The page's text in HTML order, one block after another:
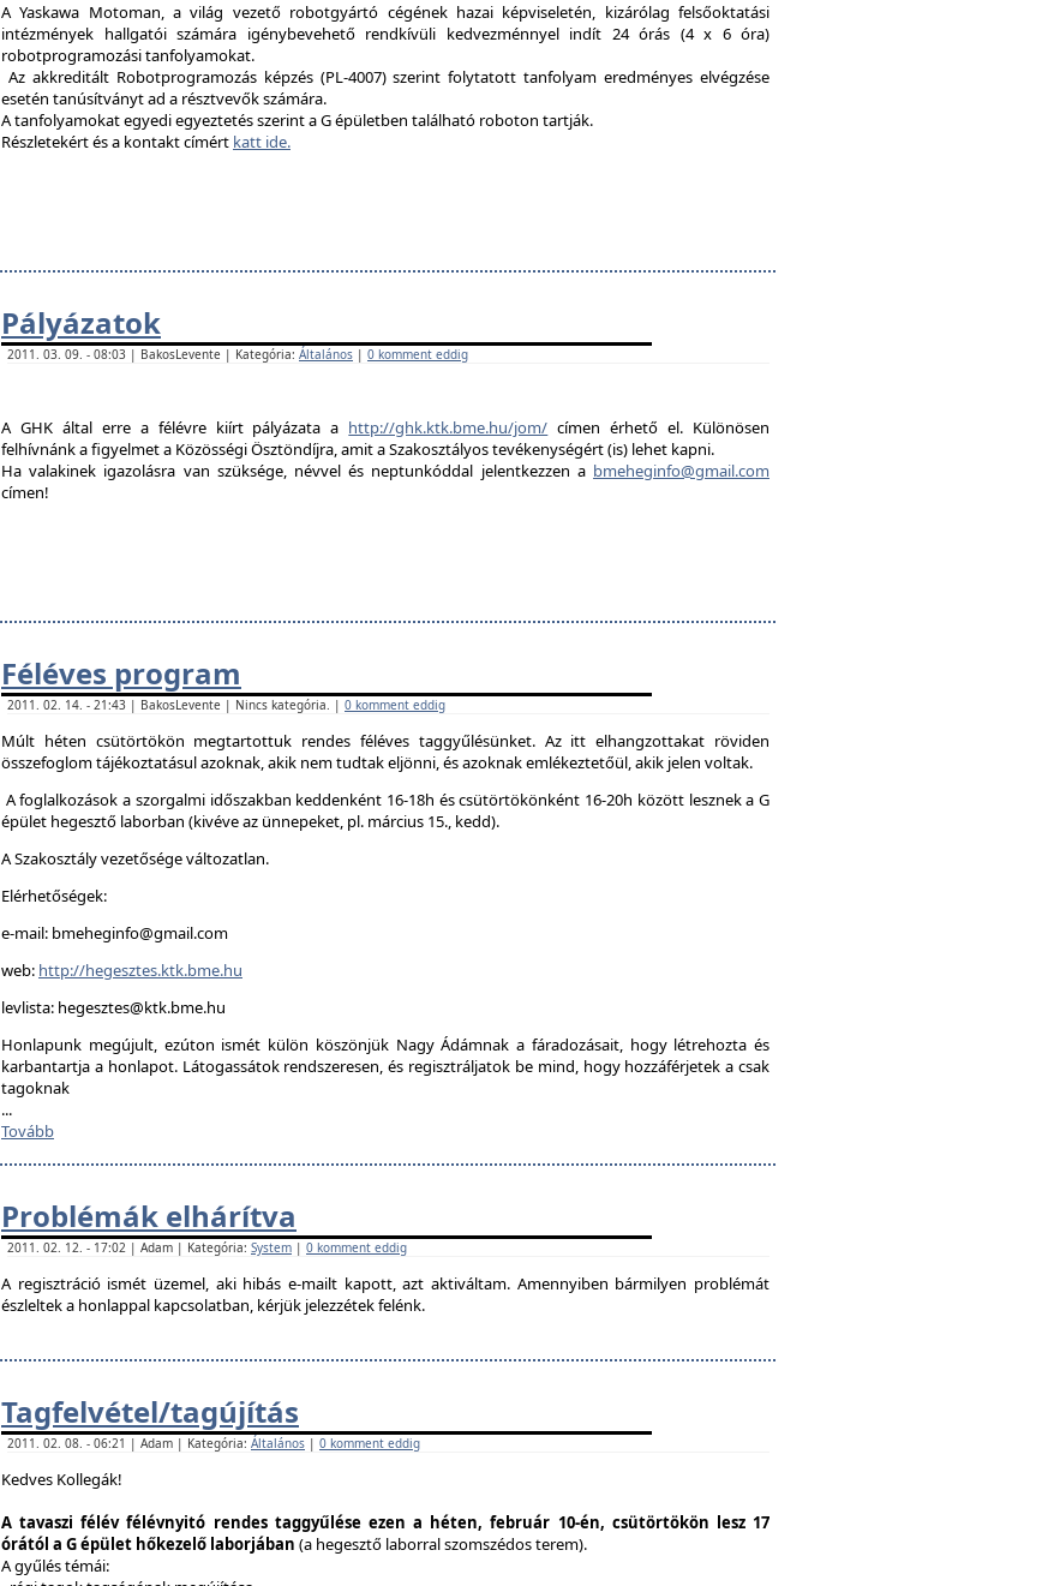
A Yaskawa Motoman, a világ vezető robotgyártó cégének hazai képviseletén, kizárólag felsőoktatási
intézmények hallgatói számára igénybevehető rendkívüli kedvezménnyel indít 24 órás (4 x 6 óra)
robotprogramozási tanfolyamokat.
Az akkreditált Robotprogramozás képzés (PL-4007) szerint folytatott tanfolyam eredményes elvégzése
esetén tanúsítványt ad a résztvevők számára.
A tanfolyamokat egyedi egyeztetés szerint a G épületben található roboton tartják.
Részletekért és a kontakt címért katt ide.
Pályázatok
2011. 03. 09. - 08:03 | BakosLevente | Kategória: Általános | 0 komment eddig
A GHK által erre a félévre kiírt pályázata a http://ghk.ktk.bme.hu/jom/ címen érhető el. Különösen
felhívnánk a figyelmet a Közösségi Ösztöndíjra, amit a Szakosztályos tevékenységért (is) lehet kapni.
Ha valakinek igazolásra van szüksége, névvel és neptunkóddal jelentkezzen a bmeheginfo@gmail.com
címen!
Féléves program
2011. 02. 14. - 21:43 | BakosLevente | Nincs kategória. | 0 komment eddig
Múlt héten csütörtökön megtartottuk rendes féléves taggyűlésünket. Az itt elhangzottakat röviden
összefoglom tájékoztatásul azoknak, akik nem tudtak eljönni, és azoknak emlékeztetőül, akik jelen voltak.
A foglalkozások a szorgalmi időszakban keddenként 16-18h és csütörtökönként 16-20h között lesznek a G
épület hegesztő laborban (kivéve az ünnepeket, pl. március 15., kedd).
A Szakosztály vezetősége változatlan.
Elérhetőségek:
e-mail: bmeheginfo@gmail.com
web: http://hegesztes.ktk.bme.hu
levlista: hegesztes@ktk.bme.hu
Honlapunk megújult, ezúton ismét külön köszönjük Nagy Ádámnak a fáradozásait, hogy létrehozta és
karbantartja a honlapot. Látogassátok rendszeresen, és regisztráljatok be mind, hogy hozzáférjetek a csak
tagoknak
...
Tovább
Problémák elhárítva
2011. 02. 12. - 17:02 | Adam | Kategória: System | 0 komment eddig
A regisztráció ismét üzemel, aki hibás e-mailt kapott, azt aktiváltam. Amennyiben bármilyen problémát
észleltek a honlappal kapcsolatban, kérjük jelezzétek felénk.
Tagfelvétel/tagújítás
2011. 02. 08. - 06:21 | Adam | Kategória: Általános | 0 komment eddig
Kedves Kollegák!
A tavaszi félév félévnyitó rendes taggyűlése ezen a héten, február 10-én, csütörtökön lesz 17
órától a G épület hőkezelő laborjában (a hegesztő laborral szomszédos terem).
A gyűlés témái: